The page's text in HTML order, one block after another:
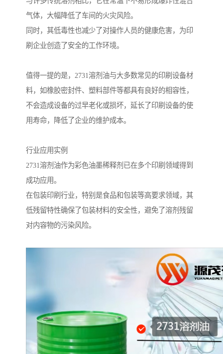
气体，大幅降低了车间的火灾风险。
同时，其低毒性也减少了对操作人员的健康危害，为印
刷企业创造了安全的工作环境。
值得一提的是，2731溶剂油与大多数常见的印刷设备材
料，如橡胶密封件、塑料部件等都具有良好的相容性，
不会造成设备的过早老化或损坏，延长了印刷设备的使
用寿命，降低了企业的维护成本。
行业应用实例
2731溶剂油作为彩色油墨稀释剂已在多个印刷领域得到
成功应用。
在包装印刷行业，特别是食品和包装等高要求领域，其
低残留特性确保了包装材料的安全性，避免了溶剂残留
对内容物的污染风险。